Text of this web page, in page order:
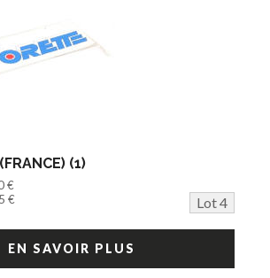
(1)
€
€
Lot 4
EN SAVOIR PLUS